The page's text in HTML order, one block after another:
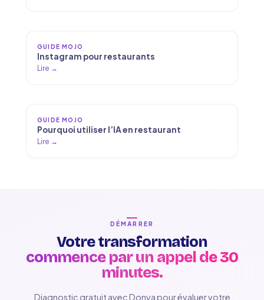
GUIDE MOJO
Instagram pour restaurants
Lire →
GUIDE MOJO
Pourquoi utiliser l’IA en restaurant
Lire →
DÉMARRER
Votre transformation
commence par un appel de 30
minutes.
Diagnostic gratuit avec Donya pour évaluer votre